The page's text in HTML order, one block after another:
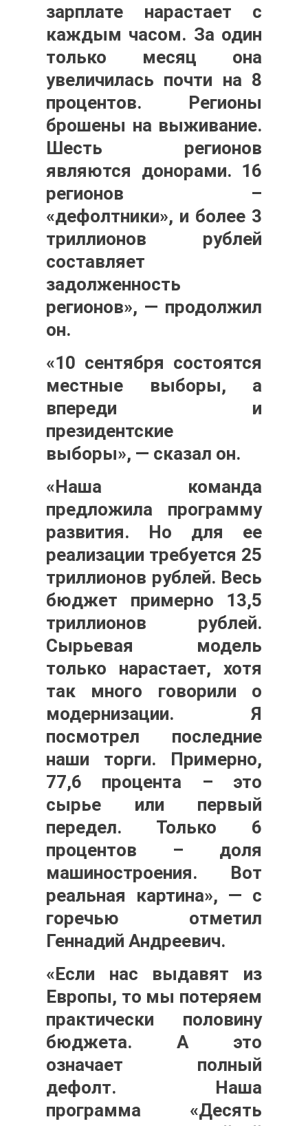
зарплате нарастает с
каждым часом. За один
только месяц она
увеличилась почти на 8
процентов. Регионы
брошены на выживание.
Шесть регионов
являются донорами. 16
регионов –
«дефолтники», и более 3
триллионов рублей
составляет
задолженность
регионов», — продолжил
он.
«10 сентября состоятся
местные выборы, а
впереди и
президентские
выборы», — сказал он.
«Наша команда
предложила программу
развития. Но для ее
реализации требуется 25
триллионов рублей. Весь
бюджет примерно 13,5
триллионов рублей.
Сырьевая модель
только нарастает, хотя
так много говорили о
модернизации. Я
посмотрел последние
наши торги. Примерно,
77,6 процента – это
сырье или первый
передел. Только 6
процентов – доля
машиностроения. Вот
реальная картина», — с
горечью отметил
Геннадий Андреевич.
«Если нас выдавят из
Европы, то мы потеряем
практически половину
бюджета. А это
означает полный
дефолт. Наша
программа «Десять